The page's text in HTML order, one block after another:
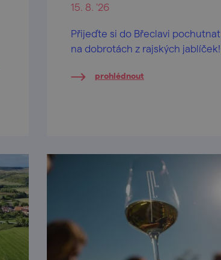
15. 8. '26
Přijeďte si do Břeclavi pochutnat
na dobrotách z rajských jablíček!
prohlédnout